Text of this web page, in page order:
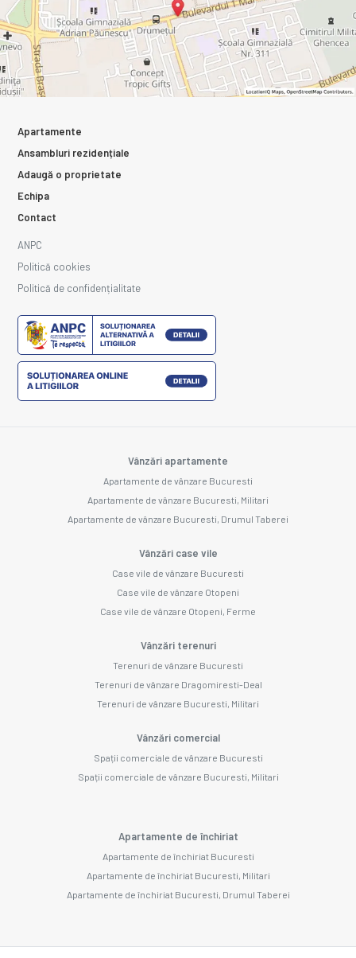
Apartamente
Ansambluri rezidențiale
Adaugă o proprietate
Echipa
Contact
ANPC
Politică cookies
Politică de confidențialitate
Vânzări apartamente
Apartamente de vânzare Bucuresti
Apartamente de vânzare Bucuresti, Militari
Apartamente de vânzare Bucuresti, Drumul Taberei
Vânzări case vile
Case vile de vânzare Bucuresti
Case vile de vânzare Otopeni
Case vile de vânzare Otopeni, Ferme
Vânzări terenuri
Terenuri de vânzare Bucuresti
Terenuri de vânzare Dragomiresti-Deal
Terenuri de vânzare Bucuresti, Militari
Vânzări comercial
Spații comerciale de vânzare Bucuresti
Spații comerciale de vânzare Bucuresti, Militari
Apartamente de închiriat
Apartamente de închiriat Bucuresti
Apartamente de închiriat Bucuresti, Militari
Apartamente de închiriat Bucuresti, Drumul Taberei